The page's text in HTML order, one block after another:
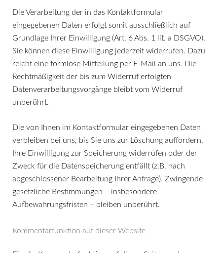
Die Verarbeitung der in das Kontaktformular
eingegebenen Daten erfolgt somit ausschließlich auf
Grundlage Ihrer Einwilligung (Art. 6 Abs. 1 lit. a DSGVO).
Sie können diese Einwilligung jederzeit widerrufen. Dazu
reicht eine formlose Mitteilung per E-Mail an uns. Die
Rechtmäßigkeit der bis zum Widerruf erfolgten
Datenverarbeitungsvorgänge bleibt vom Widerruf
unberührt.
Die von Ihnen im Kontaktformular eingegebenen Daten
verbleiben bei uns, bis Sie uns zur Löschung auffordern,
Ihre Einwilligung zur Speicherung widerrufen oder der
Zweck für die Datenspeicherung entfällt (z.B. nach
abgeschlossener Bearbeitung Ihrer Anfrage). Zwingende
gesetzliche Bestimmungen – insbesondere
Aufbewahrungsfristen – bleiben unberührt.
Kommentarfunktion auf dieser Website